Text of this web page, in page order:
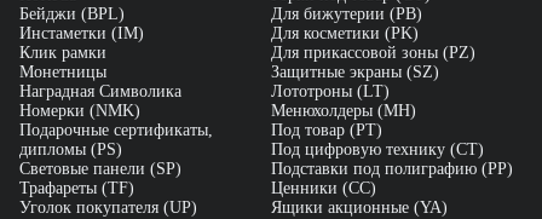
Бейджи (BPL)
Инстаметки (IM)
Клик рамки
Монетницы
Наградная Символика
Номерки (NMK)
Подарочные сертификаты,
дипломы (PS)
Световые панели (SP)
Трафареты (TF)
Уголок покупателя (UP)
Для бижутерии (PB)
Для косметики (PK)
Для прикассовой зоны (PZ)
Защитные экраны (SZ)
Лототроны (LT)
Менюхолдеры (MH)
Под товар (PT)
Под цифровую технику (CT)
Подставки под полиграфию (PP)
Ценники (СС)
Ящики акционные (YA)